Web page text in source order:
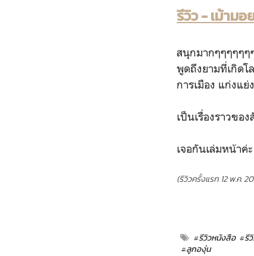
รีวิว - เม้ามอ
สนุกมากๆๆๆๆๆ
พูดถึงยามที่เกิด
การเมือง แก่งแย่
เป็นเรื่องราวข
เจอกันเล่มหน้าค่ะ
(รีวิวครั้งแรก 12 พ.ค.
#รีวิวหนังสือ #รี
#ลูกองุ่น